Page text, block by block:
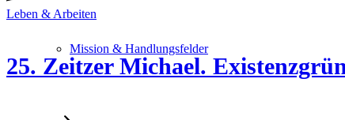
Mission & Handlungsfelder
Leben & Arbeiten
25. Zeitzer Michael.